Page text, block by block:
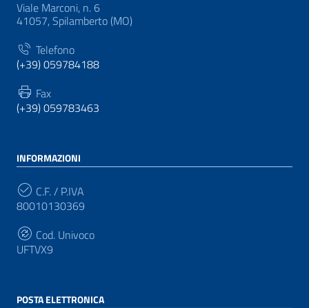
Viale Marconi, n. 6
41057, Spilamberto (MO)
Telefono
(+39) 059784188
Fax
(+39) 059783463
INFORMAZIONI
C.F. / P.IVA
80010130369
Cod. Univoco
UFTVX9
POSTA ELETTRONICA